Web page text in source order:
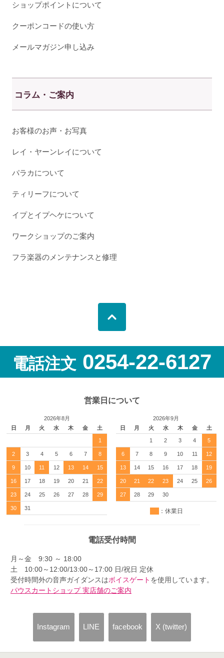
ショップポイントについて
クーポンコードの使い方
メールマガジン申し込み
コラム・ご案内
お客様のお声・お写真
レイ・ヤーンレイについて
パラカについて
ティリーフについて
イプとイプヘケについて
ワークショップのご案内
フラ楽器のメンテナンスと修理
電話注文 0254-22-6127
営業日について
2026年8月
日
月 火 水 木 金 土
1
2 3 4 5 6 7 8
9 10 11 12 13 14 15
16 17 18 19 20 21 22
23 24 25 26 27 28 29
30 31
2026年9月
日
月 火 水 木 金 土
1 2 3 4 5
6 7 8 9 10 11 12
13 14 15 16 17 18 19
20 21 22 23 24 25 26
27 28 29 30
：休業日
電話受付時間
月～金 9:30 ～ 18:00
土 10:00～12:00/13:00～17:00 日/祝日 定休
受付時間外の音声ガイダンスはボイスゲート を使用しています。
パウスカートショップ 実店舗のご案内
Instagram LINE facebook X (twitter)